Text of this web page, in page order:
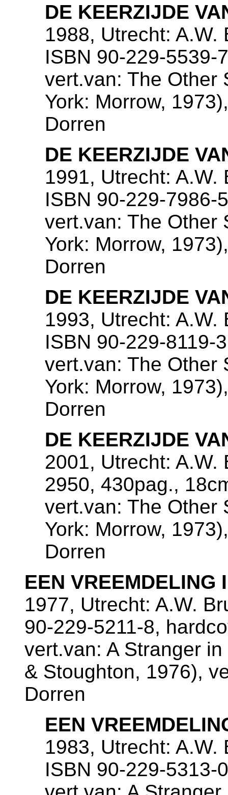
DE KEERZIJDE
1988, Utrecht:
ISBN 90-229-5539-
vert.van: The Other
York: Morrow,
Dorren
DE KEERZIJDE
1991, Utrecht:
ISBN 90-229-7986-
vert.van: The Other
York: Morrow,
Dorren
DE KEERZIJDE
1993, Utrecht:
ISBN 90-229-8119-
vert.van: The Other
York: Morrow,
Dorren
DE KEERZIJDE
2001, Utrecht: A.W.
2950, 430pag.,
vert.van: The Other
York: Morrow,
Dorren
EEN VREEMDELING
1977, Utrecht: A.W.
90-229-5211-8,
vert.van: A Stranger
& Stoughton, 1976),
Dorren
EEN
1983, Utrecht:
ISBN 90-229-5313-